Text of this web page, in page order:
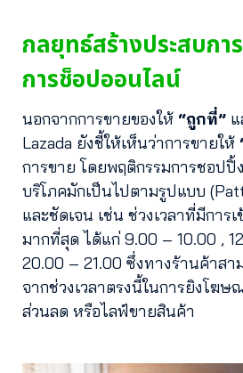
กลยุทธ์สร้างประสบก
การช็อปออนไลน์
นอกจากการขายของให้ “ถูกที่”
Lazada ยังชี้ให้เห็นว่าการขายให้
การขาย โดยพฤติกรรมการชอปปิ้
บริโภคมักเป็นไปตามรูปแบบ
และชัดเจน เช่น ช่วงเวลาที่มีการ
มากที่สุด ได้แก่ 9.00 – 10.00 ,
20.00 – 21.00 ซึ่งทางร้านค้าสา
จากช่วงเวลาตรงนี้ในการยิงโฆ
ส่วนลด หรือไลฟ์ขายสินค้า